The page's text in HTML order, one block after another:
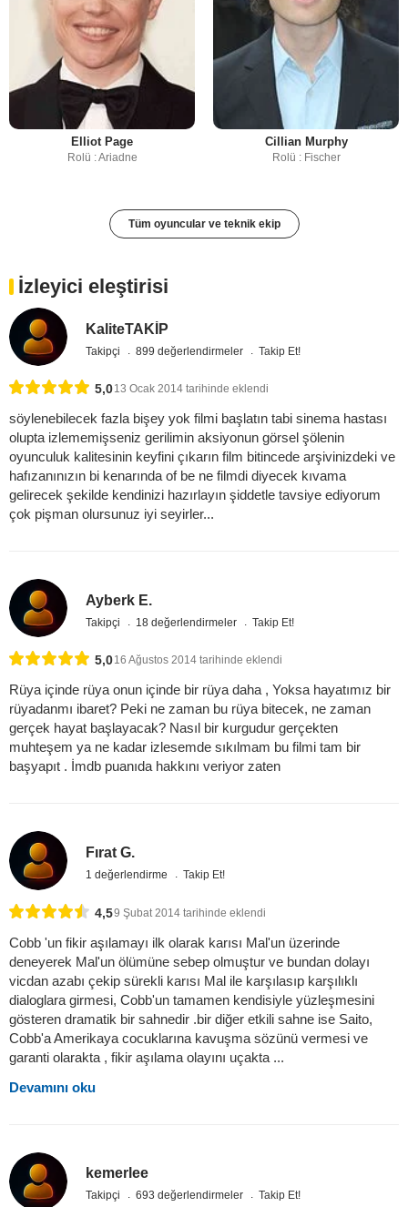
Elliot Page
Rolü : Ariadne
Cillian Murphy
Rolü : Fischer
Tüm oyuncular ve teknik ekip
İzleyici eleştirisi
KaliteTAKİP
Takipçi 899 değerlendirmeler Takip Et!
5,013 Ocak 2014 tarihinde eklendi
söylenebilecek fazla bişey yok filmi başlatın tabi sinema hastası
olupta izlememişseniz gerilimin aksiyonun görsel şölenin
oyunculuk kalitesinin keyfini çıkarın film bitincede arşivinizdeki ve
hafızanınızın bi kenarında of be ne filmdi diyecek kıvama
gelirecek şekilde kendinizi hazırlayın şiddetle tavsiye ediyorum
çok pişman olursunuz iyi seyirler...
Ayberk E.
Takipçi 18 değerlendirmeler Takip Et!
5,016 Ağustos 2014 tarihinde eklendi
Rüya içinde rüya onun içinde bir rüya daha , Yoksa hayatımız bir
rüyadanmı ibaret? Peki ne zaman bu rüya bitecek, ne zaman
gerçek hayat başlayacak? Nasıl bir kurgudur gerçekten
muhteşem ya ne kadar izlesemde sıkılmam bu filmi tam bir
başyapıt . İmdb puanıda hakkını veriyor zaten
Fırat G.
1 değerlendirme Takip Et!
4,59 Şubat 2014 tarihinde eklendi
Cobb 'un fikir aşılamayı ilk olarak karısı Mal'un üzerinde
deneyerek Mal'un ölümüne sebep olmuştur ve bundan dolayı
vicdan azabı çekip sürekli karısı Mal ile karşılasıp karşılıklı
dialoglara girmesi, Cobb'un tamamen kendisiyle yüzleşmesini
gösteren dramatik bir sahnedir .bir diğer etkili sahne ise Saito,
Cobb'a Amerikaya cocuklarına kavuşma sözünü vermesi ve
garanti olarakta , fikir aşılama olayını uçakta ...
Devamını oku
kemerlee
Takipçi 693 değerlendirmeler Takip Et!